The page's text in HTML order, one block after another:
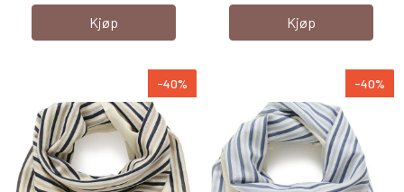
Kjøp Kjøp
-40% -40%